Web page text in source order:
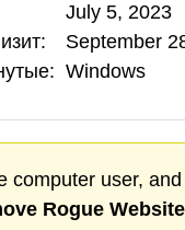
July 5, 2023
September
Windows
computer user,
Rogue